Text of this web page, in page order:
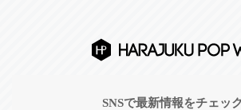
SNSで最新情報をチェッ